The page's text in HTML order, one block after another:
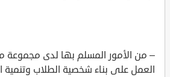
– من الأمور المسلم بها لدى مجموعة
العمل على بناء شخصية الطلاب وتنمية